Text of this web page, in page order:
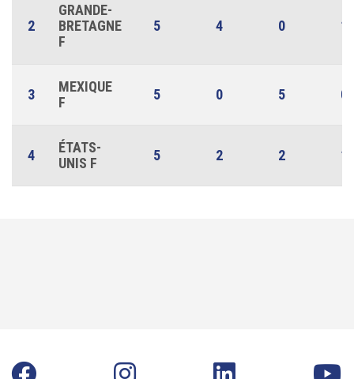
2
GRANDE-
BRETAGNE
F
5 4 0 1
3
MEXIQUE
F
5 0 5 0
4
ÉTATS-
UNIS F
5 2 2 1